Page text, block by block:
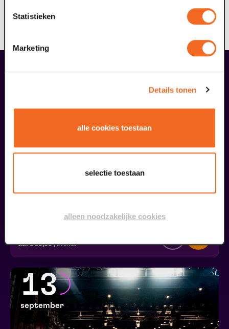
Statistieken
Marketing
Details tonen
alle cookies toestaan
selectie toestaan
alleen noodzakelijke cookies
streven ernaar dat één van de zes wandelroutes ook
voor deze doelgroep toegankelijk is; mogelijk met
v.a. € 30,00| Events
13
september